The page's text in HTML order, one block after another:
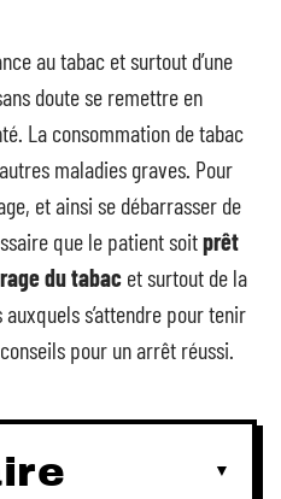
au tabac et surtout d’une
doute se remettre en
La consommation de tabac
maladies graves. Pour
et ainsi se débarrasser de
que le patient soitprêt
du tabac et surtout de la
s’attendre pour tenir
pour un arrêt réussi.